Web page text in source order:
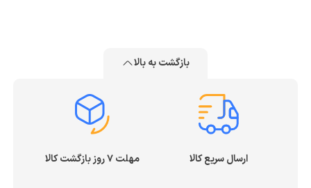
بازگشت به بالا
ارسال سریع کالا مهلت ۷ روز بازگشت کالا